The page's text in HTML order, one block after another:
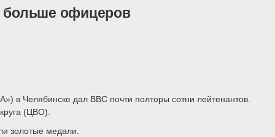
больше офицеров
в Челябинске дал ВВС почти полторы сотни лейтенантов.
(ЦВО).
золотые медали.